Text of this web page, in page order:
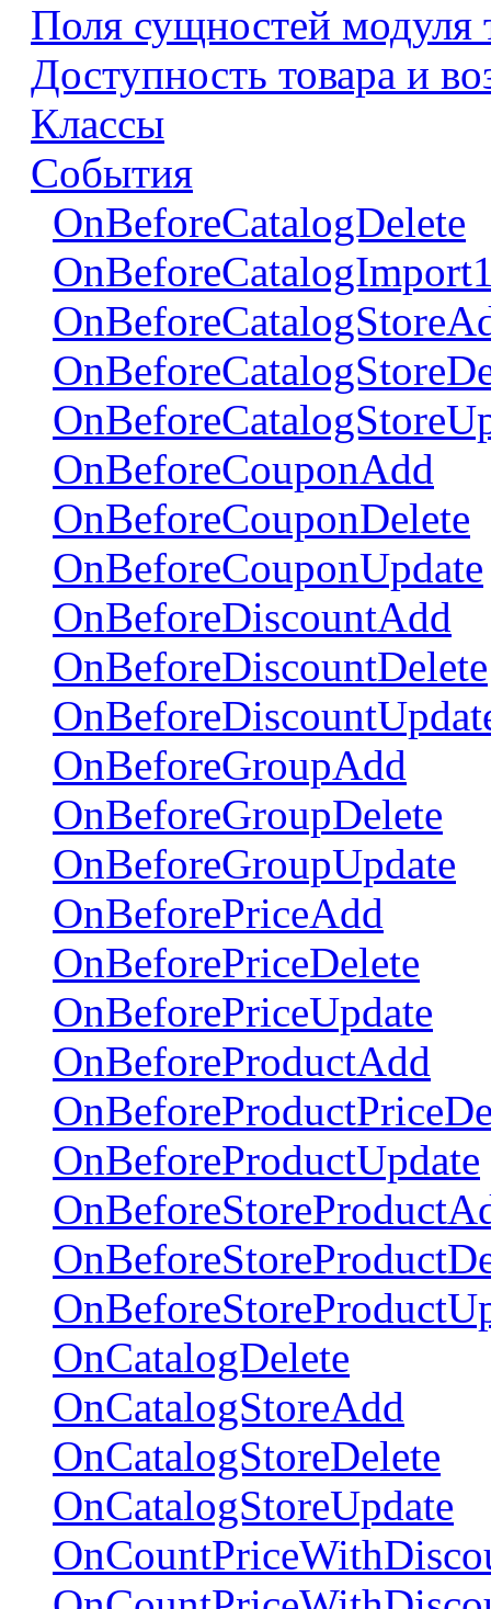
Поля сущностей модуля
Доступность товара и
Классы
События
OnBeforeCatalogDelete
OnBeforeCouponAdd
OnBeforeCouponDelete
OnBeforeCouponUpdate
OnBeforeDiscountAdd
OnBeforeDiscountDelete
OnBeforeGroupAdd
OnBeforeGroupDelete
OnBeforeGroupUpdate
OnBeforePriceAdd
OnBeforePriceDelete
OnBeforePriceUpdate
OnBeforeProductAdd
OnBeforeProductUpdate
OnCatalogDelete
OnCatalogStoreAdd
OnCatalogStoreDelete
OnCatalogStoreUpdate